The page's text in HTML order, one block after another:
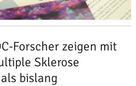
Forscher zeigen mit
Sklerose
bislang